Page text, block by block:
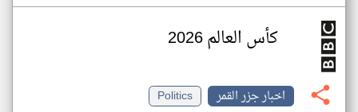
كأس العالم 2026
اخبار جزر القمر
Politics